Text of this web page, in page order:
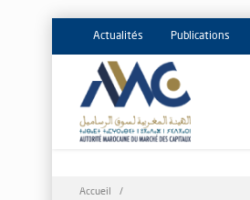
Actualités Publications
Fil
Accueil